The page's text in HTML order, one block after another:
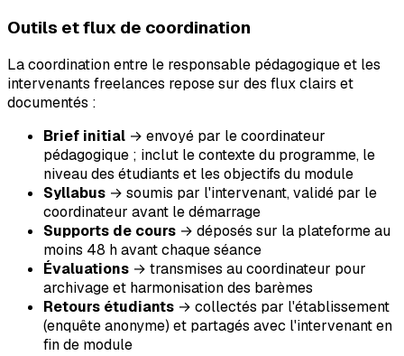
Outils et flux de coordination
La coordination entre le responsable pédagogique et les
intervenants freelances repose sur des flux clairs et
documentés :
Brief initial → envoyé par le coordinateur
pédagogique ; inclut le contexte du programme, le
niveau des étudiants et les objectifs du module
Syllabus → soumis par l'intervenant, validé par le
coordinateur avant le démarrage
Supports de cours → déposés sur la plateforme au
moins 48 h avant chaque séance
Évaluations → transmises au coordinateur pour
archivage et harmonisation des barèmes
Retours étudiants → collectés par l'établissement
(enquête anonyme) et partagés avec l'intervenant en
fin de module